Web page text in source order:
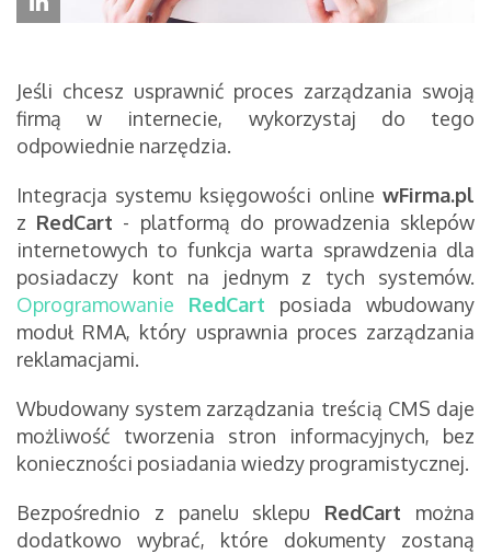
Jeśli chcesz usprawnić proces zarządzania swoją
firmą w internecie, wykorzystaj do tego
odpowiednie narzędzia.
Integracja systemu księgowości online wFirma.pl
z RedCart - platformą do prowadzenia sklepów
internetowych to funkcja warta sprawdzenia dla
posiadaczy kont na jednym z tych systemów.
Oprogramowanie RedCart posiada wbudowany
moduł RMA, który usprawnia proces zarządzania
reklamacjami.
Wbudowany system zarządzania treścią CMS daje
możliwość tworzenia stron informacyjnych, bez
konieczności posiadania wiedzy programistycznej.
Bezpośrednio z panelu sklepu RedCart można
dodatkowo wybrać, które dokumenty zostaną